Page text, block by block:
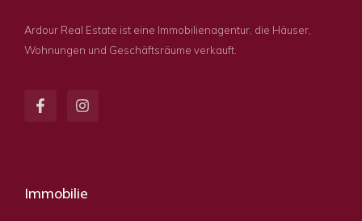
Ardour Real Estate ist eine Immobilienagentur, die Häuser,
Wohnungen und Geschäftsräume verkauft.
Immobilie